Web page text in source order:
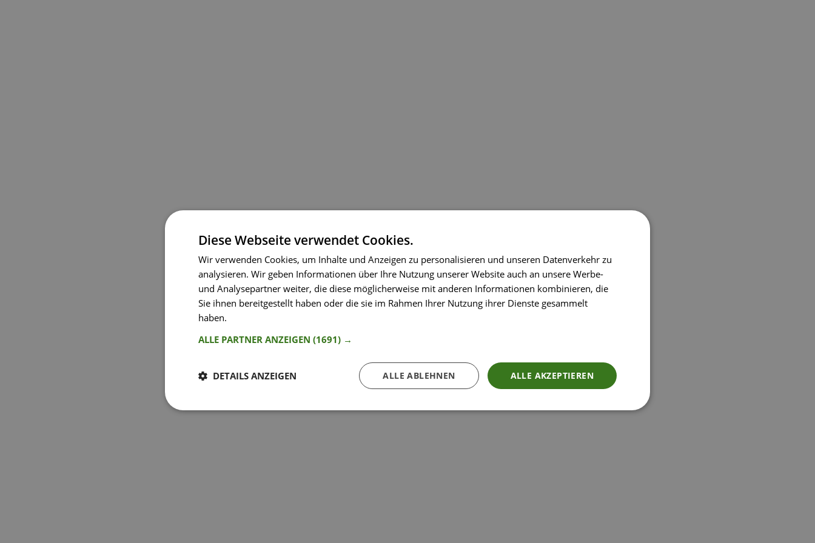
Diese Webseite verwendet Cookies.
Wir verwenden Cookies, um Inhalte und Anzeigen zu personalisieren und unseren Datenverkehr zu
analysieren. Wir geben Informationen über Ihre Nutzung unserer Website auch an unsere Werbe-
und Analysepartner weiter, die diese möglicherweise mit anderen Informationen kombinieren, die
Sie ihnen bereitgestellt haben oder die sie im Rahmen Ihrer Nutzung ihrer Dienste gesammelt
haben.
ALLE PARTNER ANZEIGEN (1691) →
ALLE AKZEPTIEREN
ALLE ABLEHNEN
DETAILS ANZEIGEN